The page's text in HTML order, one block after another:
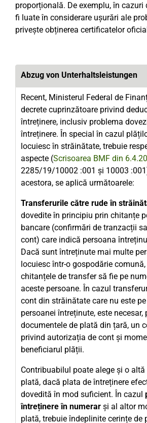
proporțională. De exemplu, în cazuri
fi luate în considerare ușurări ale
privește obținerea certificatelor
Abzug von Unterhaltsleistungen
Recent, Ministerul Federal de
decrete cuprinzătoare privind
întreținere, inclusiv problema
întreținere. În special în cazul
locuiesc în străinătate, trebuie
aspecte (Scrisoarea BMF din
2285/19/10002 :001 și 10003
acestora, se aplică următoarele:
Transferurile către rude în
dovedite în principiu prin chitanțe
bancare (confirmări de tranzacții
cont) care indică persoana
Dacă sunt întreținute mai multe
locuiesc într-o gospodărie
chitanțele de transfer să fie pe
aceste persoane. În cazul
cont din străinătate care nu este
persoanei întreținute, este necesar,
documentele de plată din țară, un
privind autorizația de cont și
beneficiarul plății.
Contribuabilul poate alege și o
plată, dacă plata de întreținere
dovedită în mod suficient. În cazul
întreținere în numerar și al altor
plată, trebuie îndeplinite cerințe de